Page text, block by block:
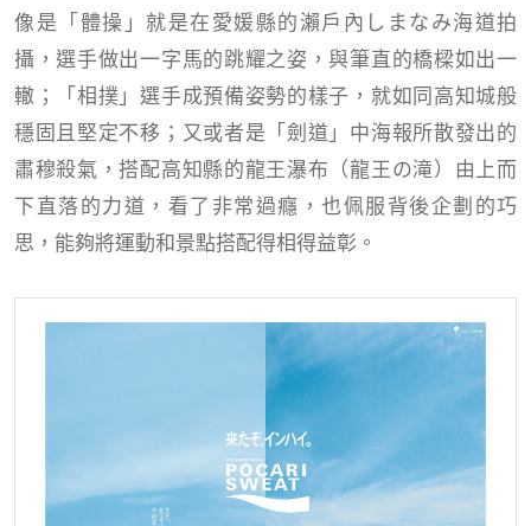
像是「體操」就是在愛媛縣的瀨戶內しまなみ海道拍
攝，選手做出一字馬的跳耀之姿，與筆直的橋樑如出一
轍；「相撲」選手成預備姿勢的樣子，就如同高知城般
穩固且堅定不移；又或者是「劍道」中海報所散發出的
肅穆殺氣，搭配高知縣的龍王瀑布（龍王の滝）由上而
下直落的力道，看了非常過癮，也佩服背後企劃的巧
思，能夠將運動和景點搭配得相得益彰。